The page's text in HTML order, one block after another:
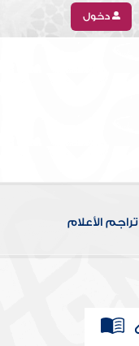
دخول
تراجم الأعلام